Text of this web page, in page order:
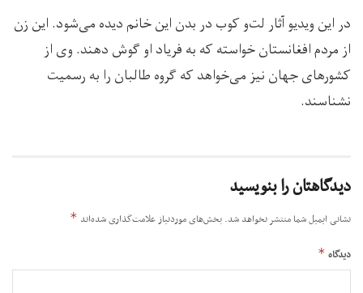
در این ویدیو آثار لت‌و کوب در بدن این خانم دیده می‌شود. این زن
از مردم افغانستان خواسته که به فریاد او گوش دهند. وی از
کشورهای جهان نیز می‌خواهد که گروه طالبان را به رسمیت
نشناسند.
دیدگاهتان را بنویسید
نشانی ایمیل شما منتشر نخواهد شد. بخش‌های موردنیاز علامت‌گذاری شده‌اند *
دیدگاه *